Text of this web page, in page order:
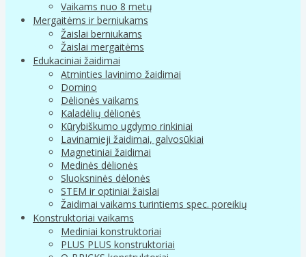
Vaikams nuo 8 metų
Mergaitėms ir berniukams
Žaislai berniukams
Žaislai mergaitėms
Edukaciniai žaidimai
Atminties lavinimo žaidimai
Domino
Dėlionės vaikams
Kaladėlių dėlionės
Kūrybiškumo ugdymo rinkiniai
Lavinamieji žaidimai, galvosūkiai
Magnetiniai žaidimai
Medinės dėlionės
Sluoksninės dėlonės
STEM ir optiniai žaislai
Žaidimai vaikams turintiems spec. poreikių
Konstruktoriai vaikams
Mediniai konstruktoriai
PLUS PLUS konstruktoriai